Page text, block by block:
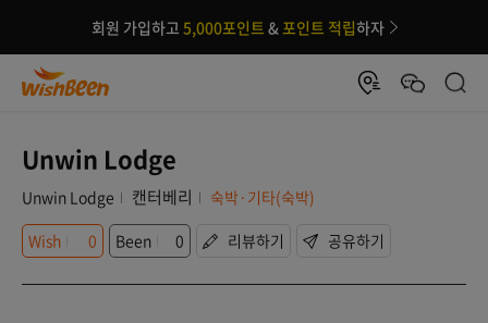
회원 가입하고 5,000포인트 &포인트 적립하자
Unwin Lodge
Unwin Lodge 캔터베리
숙박·기타(숙박)
Wish
0 Been 0 리뷰하기 공유하기